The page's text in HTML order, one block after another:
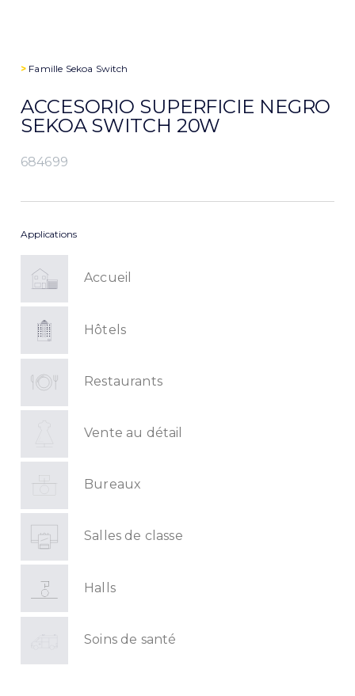
> Famille Sekoa Switch
ACCESORIO SUPERFICIE NEGRO
SEKOA SWITCH 20W
684699
Applications
Accueil
Hôtels
Restaurants
Vente au détail
Bureaux
Salles de classe
Halls
Soins de santé